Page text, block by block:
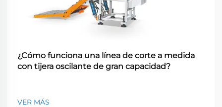
¿Cómo funciona una línea de corte a medida
con tijera oscilante de gran capacidad?
VER MÁS